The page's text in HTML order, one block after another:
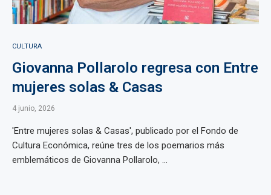
CULTURA
Giovanna Pollarolo regresa con Entre
mujeres solas & Casas
4 junio, 2026
'Entre mujeres solas & Casas', publicado por el Fondo de
Cultura Económica, reúne tres de los poemarios más
emblemáticos de Giovanna Pollarolo, ...